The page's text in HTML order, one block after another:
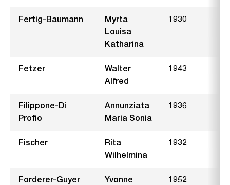
Fertig-Baumann
Myrta
Louisa
Katharina
1930
Fetzer
Walter
Alfred
1943
Filippone-Di
Profio
Annunziata
Maria Sonia
1936
Fischer
Rita
Wilhelmina
1932
Forderer-Guyer
Yvonne
1952